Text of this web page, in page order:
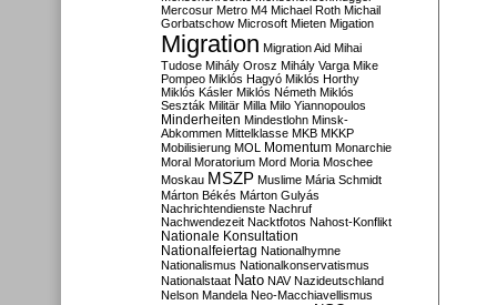
Mercosur Metro M4 Michael Roth Michail
Gorbatschow Microsoft Mieten Migation
Migration Migration Aid Mihai
Tudose Mihály Orosz Mihály Varga Mike
Pompeo Miklós Hagyó Miklós Horthy
Miklós Kásler Miklós Németh Miklós
Seszták Militär Milla Milo Yiannopoulos
Minderheiten Mindestlohn Minsk-
Abkommen Mittelklasse MKB MKKP
Mobilisierung MOL Momentum Monarchie
Moral Moratorium Mord Moria Moschee
Moskau MSZP Muslime Mária Schmidt
Márton Békés Márton Gulyás
Nachrichtendienste Nachruf
Nachwendezeit Nacktfotos Nahost-Konflikt
Nationale Konsultation
Nationalfeiertag Nationalhymne
Nationalismus Nationalkonservatismus
Nationalstaat Nato NAV Nazideutschland
Nelson Mandela Neo-Macchiavellismus